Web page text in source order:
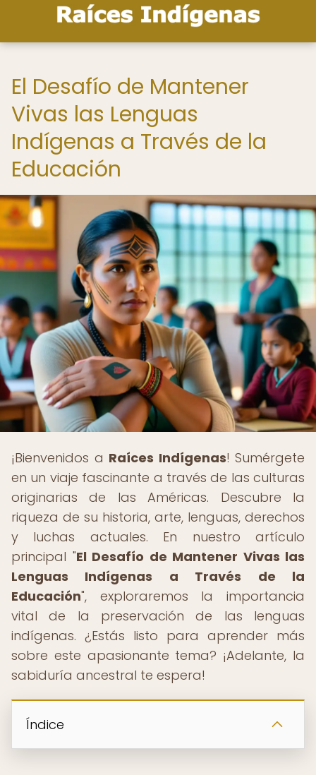
El Desafío de Mantener
Vivas las Lenguas
Indígenas a Través de la
Educación
¡Bienvenidos a Raíces Indígenas! Sumérgete
en un viaje fascinante a través de las culturas
originarias de las Américas. Descubre la
riqueza de su historia, arte, lenguas, derechos
y luchas actuales. En nuestro artículo
principal "El Desafío de Mantener Vivas las
Lenguas Indígenas a Través de la
Educación", exploraremos la importancia
vital de la preservación de las lenguas
indígenas. ¿Estás listo para aprender más
sobre este apasionante tema? ¡Adelante, la
sabiduría ancestral te espera!
Índice